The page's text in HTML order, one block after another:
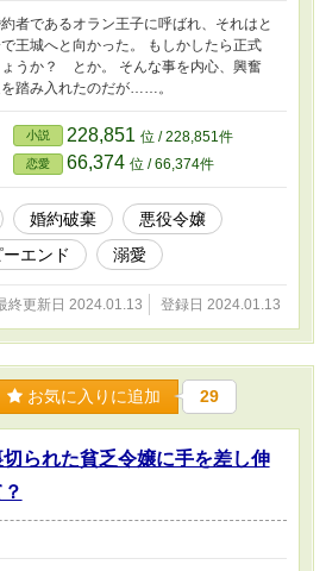
者であるオラン王子に呼ばれ、それはと
王城へと向かった。 もしかしたら正式
うか？ とか。 そんな事を内心、興奮
踏み入れたのだが……。
小説 228,851 位 / 228,851件
恋愛 66,374 位 / 66,374件
婚約破棄
悪役令嬢
エンド 溺愛
終更新日 2024.01.13 登録日 2024.01.13
お気に入りに追加 29
られた貧乏令嬢に手を差し伸